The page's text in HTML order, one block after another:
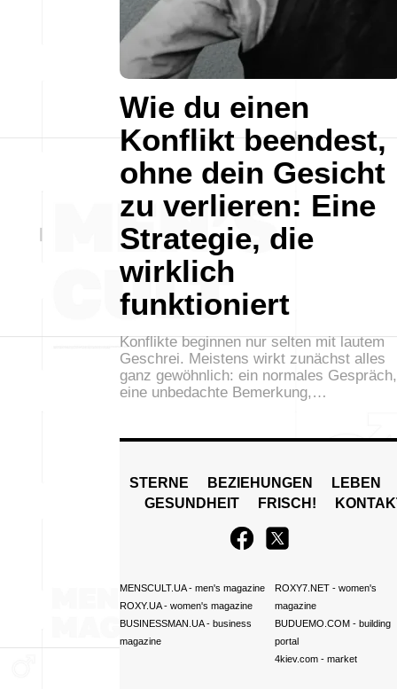
Wie du einen
Konflikt beendest,
ohne dein Gesicht
zu verlieren: Eine
Strategie, die
wirklich
funktioniert
Konflikte beginnen nur selten mit lautem
Geschrei. Meistens wirkt zunächst alles
ganz gewöhnlich: ein normales Gespräch,
eine unbedachte Bemerkung,…
STERNE BEZIEHUNGEN
LEBEN
GESUNDHEIT
FRISCH!
MENSCULT.UA- men's magazine
ROXY.UA- women's magazine
BUSINESSMAN.UA- business
magazine
ROXY7.NET- women's
magazine
BUDUEMO.COM- building
portal
4kiev.com- market